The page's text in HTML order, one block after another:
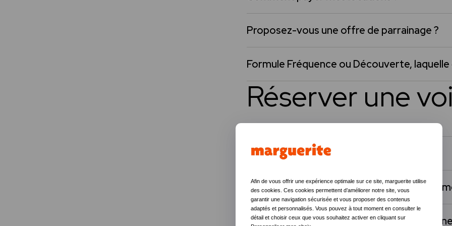
Proposez-vous une offre de parrainage ?
Formule Fréquence ou Découverte, laquelle
Réserver une
Comment réserver une voiture ?
Puis-je prendre une marguerite au dernier
Puis-je prendre une marguerite au delà
Afin de vous offrir une expérience optimale sur ce site, marguerite utilise
des cookies. Ces cookies permettent d’améliorer notre site, vous
garantir une navigation sécurisée et vous proposer des contenus
adaptés et personnalisés. Vous pouvez à tout moment en consulter le
détail et choisir ceux que vous souhaitez activer en cliquant sur